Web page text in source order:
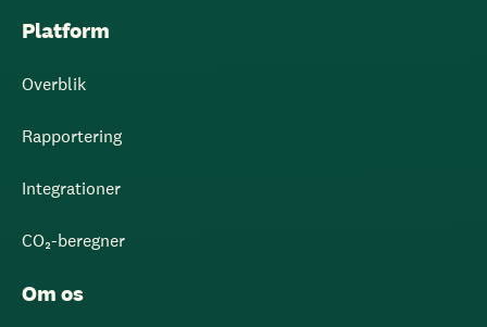
Platform
Overblik
Rapportering
Integrationer
CO₂-beregner
Om os